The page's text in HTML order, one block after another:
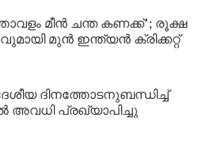
മീന്‍ ചന്ത കണക്ക്’; രൂക്ഷ
മുന്‍ ഇന്ത്യന്‍ ക്രിക്കറ്റ്
ദിനത്തോടനുബന്ധിച്ച്
അവധി പ്രഖ്യാപിച്ചു